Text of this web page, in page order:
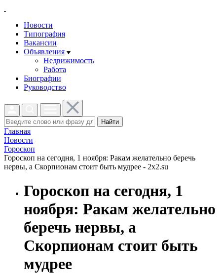
Новости
Типография
Вакансии
Объявления
Недвижимость
Работа
Биографии
Руководство
Найти
Главная
Новости
Гороскоп
Гороскоп на сегодня, 1 ноября: Ракам желательно беречь
нервы, а Скорпионам стоит быть мудрее - 2x2.su
Гороскоп на сегодня, 1
ноября: Ракам желательно
беречь нервы, а
Скорпионам стоит быть
мудрее